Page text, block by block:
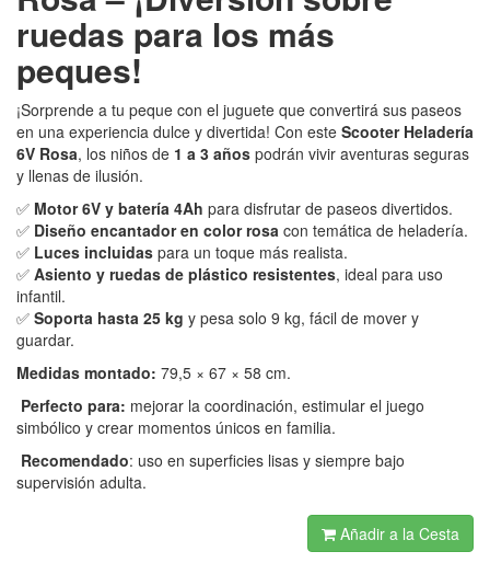
ruedas para los más
peques!
¡Sorprende a tu peque con el juguete que convertirá sus paseos
en una experiencia dulce y divertida! Con este Scooter Heladería
6V Rosa, los niños de 1 a 3 años podrán vivir aventuras seguras
y llenas de ilusión.
✅ Motor 6V y batería 4Ah para disfrutar de paseos divertidos.
✅ Diseño encantador en color rosa con temática de heladería.
✅ Luces incluidas para un toque más realista.
✅ Asiento y ruedas de plástico resistentes, ideal para uso
infantil.
✅ Soporta hasta 25 kg y pesa solo 9 kg, fácil de mover y
guardar.
Medidas montado: 79,5 × 67 × 58 cm.
Perfecto para: mejorar la coordinación, estimular el juego
simbólico y crear momentos únicos en familia.
Recomendado: uso en superficies lisas y siempre bajo
supervisión adulta.
Añadir a la Cesta